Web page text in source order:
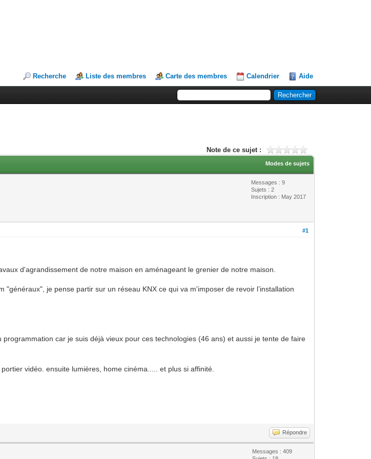
Recherche Liste des membres Carte des membres Calendrier Aide
Note de ce sujet :
Modes de sujets
Messages : 9
Sujets : 2
Inscription : May 2017
#1
d'agrandissement de notre maison en aménageant le grenier de notre maison.
je pense partir sur un réseau KNX ce qui va m'imposer de revoir l’installation
car je suis déjà vieux pour ces technologies (46 ans) et aussi je tente de faire
vidéo. ensuite lumières, home cinéma..... et plus si affinité.
Répondre
Messages : 409